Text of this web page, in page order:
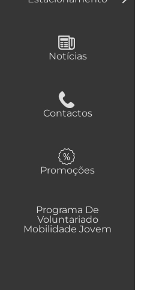
Notícias
Contactos
Promoções
Programa De
Voluntariado
Mobilidade Jovem